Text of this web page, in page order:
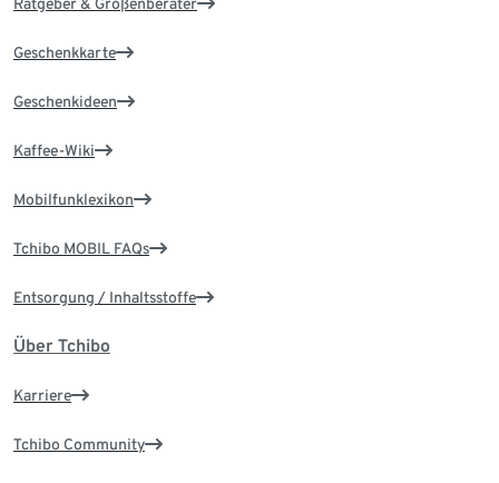
Ratgeber & Größenberater
Geschenkkarte
Geschenkideen
Kaffee-Wiki
Mobilfunklexikon
Tchibo MOBIL FAQs
Entsorgung / Inhaltsstoffe
Über Tchibo
Karriere
Tchibo Community